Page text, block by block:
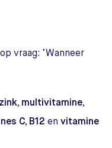
vraag: ‘Wanneer
zink, multivitamine,
C, B12 en vitamine